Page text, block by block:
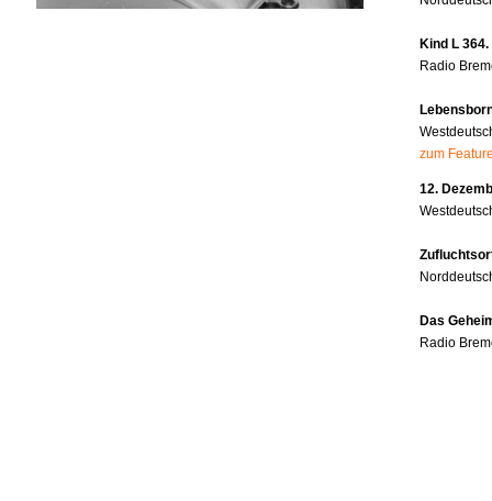
Kind L
Radio
zum
12.
Das
Radio